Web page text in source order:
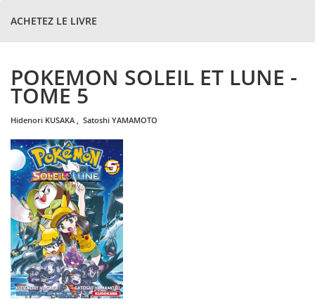
ACHETEZ LE LIVRE
POKEMON SOLEIL ET LUNE -
TOME 5
hidenori KUSAKA , satoshi YAMAMOTO